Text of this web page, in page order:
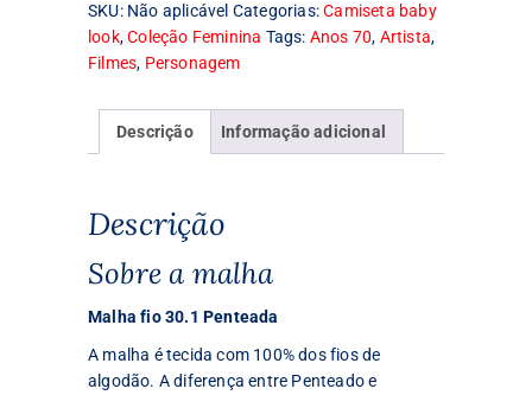
Look
Bruce
Lee
SKU: Não aplicável Categorias:Camiseta baby
look,Coleção Feminina Tags: Anos 70, Artista,
Filmes, Personagem
Descrição Informação adicional
Descrição
Sobre a malha
Malha fio 30.1 Penteada
A malha é tecida com 100% dos fios de
algodão. A diferença entre Penteado e